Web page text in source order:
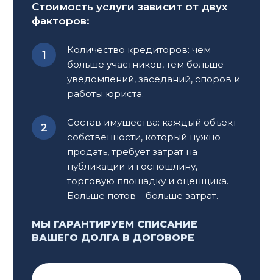
понимания законодательства и четкого
планирования действий. Самостоятельное
решение таких вопросов часто приводит к
потере времени и ресурсов.Юрист по
гражданским делам поможет вам избежать
ошибок и защитит ваши права в сложных
Обращение к специалисту необходимо, если:
У вас возникли споры о недвижимости,
наследстве или договорных обязательствах
Требуется грамотное представительство в
гражданском суде
оформления прав или разрешения
конфликта
Стоимость услуги зависит от двух
факторов:
Количество кредиторов: чем
больше участников, тем больше
уведомлений, заседаний, споров и
работы юриста.
Состав имущества: каждый объект
собственности, который нужно
продать, требует затрат на
публикации и госпошлину,
торговую площадку и оценщика.
Больше потов – больше затрат.
МЫ ГАРАНТИРУЕМ СПИСАНИЕ
ВАШЕГО ДОЛГА В ДОГОВОРЕ